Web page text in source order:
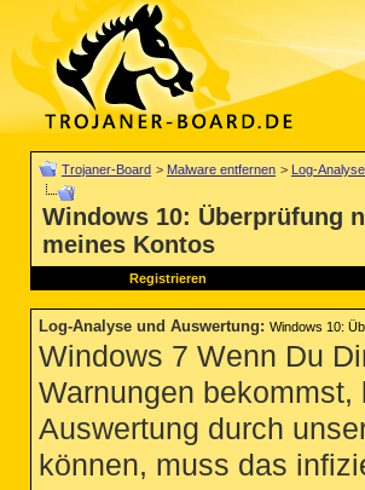
Trojaner-Board > Malware entfernen > Log-
Windows 10: Überprüfung
meines Kontos
Registrieren
Log-Analyse und Auswertung: Windows 10:
Windows 7 Wenn Du
Warnungen
Auswertung durch
können, muss das